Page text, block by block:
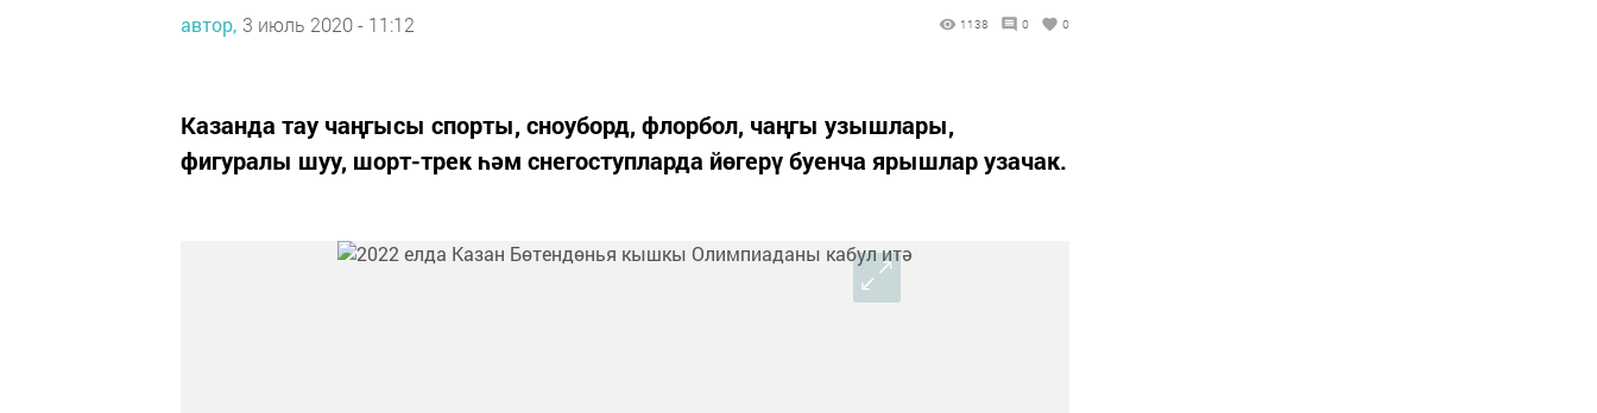
автор, 3 июль 2020 - 11:12 1138 0 0
Казанда тау чаңгысы спорты, сноуборд, флорбол, чаңгы узышлары,
фигуралы шуу, шорт-трек һәм снегоступларда йөгерү буенча ярышлар узачак.